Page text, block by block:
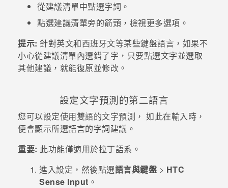
從建議清單中點選字詞。
點選建議清單旁的箭頭，檢視更多選項。
提示: 針對英文和西班牙文等某些鍵盤語言，如果不
小心從建議清單內選錯了字，只要點選文字並選取
其他建議，就能復原並修改。
設定文字預測的第二語言
您可以設定使用雙語的文字預測， 如此在輸入時，
便會顯示所選語言的字詞建議。
重要: 此功能僅適用於拉丁語系。
進入設定 ，然後點選語言與鍵盤 > HTC
Sense Input 。